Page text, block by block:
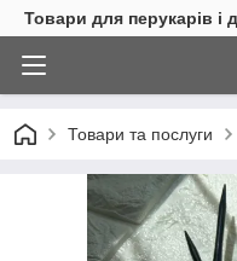
Товари для перукарів і
Товари та послуги